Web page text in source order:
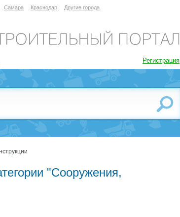
Самара Краснодар Другие города
Регистрация
"Сооружения,